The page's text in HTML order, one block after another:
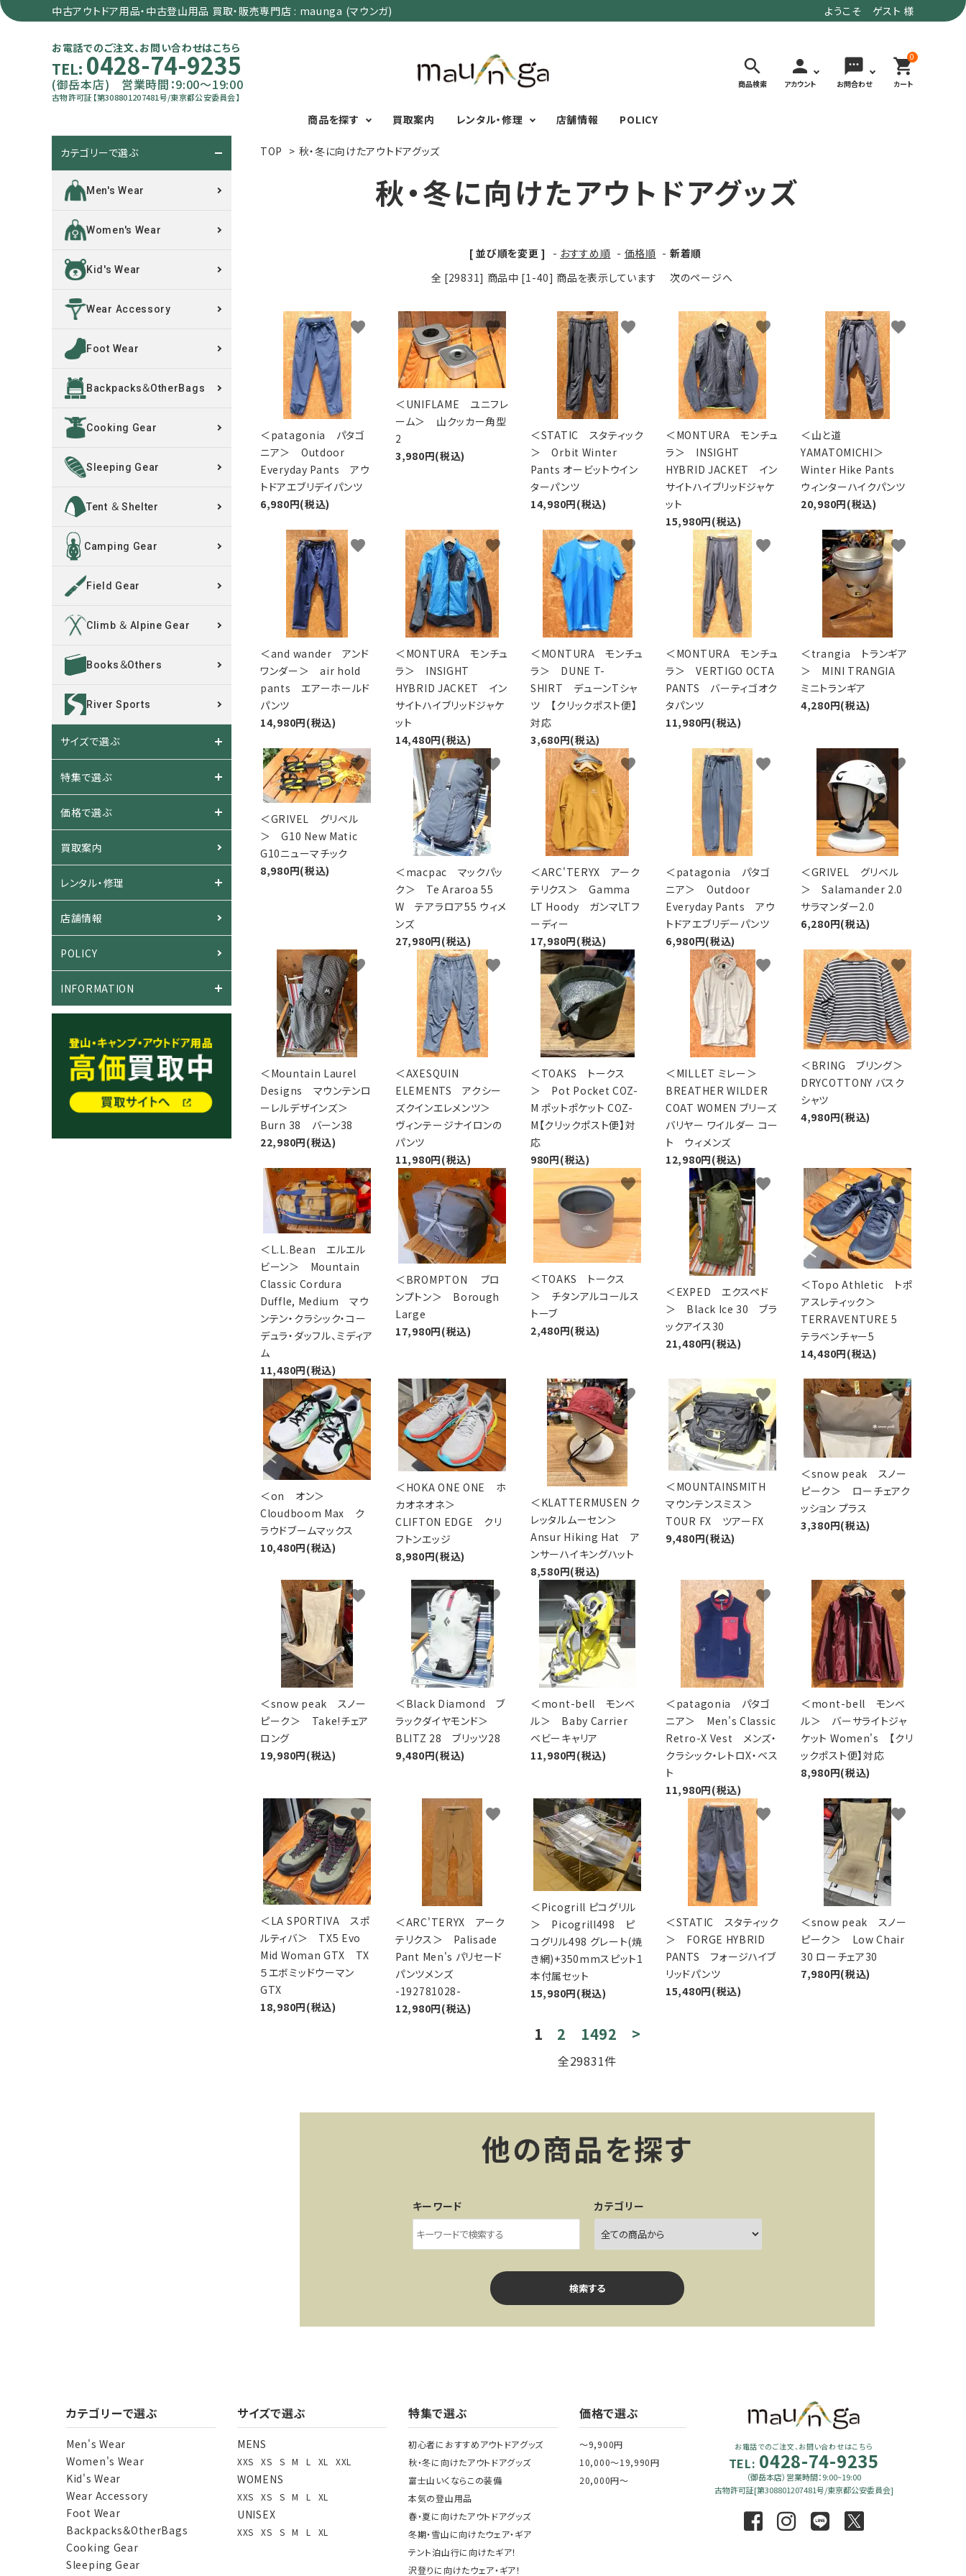
中古アウトドア用品・中古登山用品 買取・販売専門店 : maunga (マウンガ) ようこそ ゲスト 様
お電話でのご注文、お問い合わせはこちら
TEL: 0428-74-9235
(御岳本店) 営業時間：9:00～19:00
古物許可証【第308801207481号/東京都公安委員会】
search
商品検索
person
アカウント
sms
お問合わせ
0
shopping_cart
カート
商品を探す
カテゴリーで選ぶ
Backpacks＆
OtherBags
Cooking Gear
Sleeping Gear
Tent ＆ Shelter
Camping Gear
Field Gear
Climb ＆ Alpine
Books＆Others
River Sports
サイズで選ぶ
XSSMLXLXXL
WOMENS
UNISEX
XXSXSSMLXL
特集で選ぶ
アグッズ
ッズ
本気の登山用品
春・夏に向けたアウトドアグ
冬期・雪山に向けたウェア・
ギア
テント泊山行に向けたギ
沢登りに向けたウェア・ギ
ア！
トレイルラン向けウェア・ギ
ア！
キャンプに向けたギア！
ウェア・ギア
ヴィンテージなアイテム
リバースポーツ
ミリタリーライン・ミリタリー
買取案内 レンタル・修理 店舗情報 POLICY
レンタル・修理
INFORMATION
ACCOUNT MENU
ようこそ ゲスト 様
ログイン
TOP > 秋・冬に向けたアウトドアグッズ
秋・冬に向けたアウトドアグッズ
[ 並び順を変更 ] - おすすめ順 - 価格順 - 新着順
全 [29831] 商品中 [1-40] 商品を表示しています
次のページへ
＜patagonia パタゴ
ニア＞ Outdoor
Everyday Pants アウ
トドアエブリデイパンツ
6,980円(税込)
favorite
＜UNIFLAME ユニフレ
ーム＞ 山クッカー角型
2
3,980円(税込)
favorite
＜STATIC スタティック
＞ Orbit Winter
Pants オービットウイン
ターパンツ
14,980円(税込)
favorite
＜MONTURA モンチュ
ラ＞ INSIGHT
HYBRID JACKET イン
サイトハイブリッドジャケ
ット
15,980円(税込)
favorite
＜山と道
YAMATOMICHI＞
Winter Hike Pants
ウィンターハイクパンツ
20,980円(税込)
favorite
＜and wander アンド
ワンダー＞ air hold
pants エアーホールド
パンツ
14,980円(税込)
favorite
＜MONTURA モンチュ
ラ＞ INSIGHT
HYBRID JACKET イン
サイトハイブリッドジャケ
ット
14,480円(税込)
favorite
＜MONTURA モンチュ
ラ＞ DUNE T-
SHIRT デューンTシャ
ツ 【クリックポスト便】
対応
3,680円(税込)
favorite
＜MONTURA モンチュ
ラ＞ VERTIGO OCTA
PANTS バーティゴオク
タパンツ
11,980円(税込)
favorite
＜trangia トランギア
＞ MINI TRANGIA
ミニトランギア
4,280円(税込)
favorite
＜GRIVEL グリベル
＞ G10 New Matic
G10ニューマチック
8,980円(税込)
favorite
＜macpac マックパッ
ク＞ Te Araroa 55
W テアラロア55 ウィメ
ンズ
27,980円(税込)
favorite
＜ARC'TERYX アーク
テリクス＞ Gamma
LT Hoody ガンマLTフ
ーディー
17,980円(税込)
favorite
＜patagonia パタゴ
ニア＞ Outdoor
Everyday Pants アウ
トドアエブリデーパンツ
6,980円(税込)
favorite
＜GRIVEL グリベル
＞ Salamander 2.0
サラマンダー2.0
6,280円(税込)
favorite
＜Mountain Laurel
Designs マウンテンロ
ーレルデザインズ＞
Burn 38 バーン38
22,980円(税込)
favorite
＜AXESQUIN
ELEMENTS アクシー
ズクインエレメンツ＞
ヴィンテージナイロンの
パンツ
11,980円(税込)
favorite
＜TOAKS トークス
＞ Pot Pocket COZ-
M ポットポケット COZ-
M【クリックポスト便】対
応
980円(税込)
favorite
＜MILLET ミレー＞
BREATHER WILDER
COAT WOMEN ブリーズ
バリヤー ワイルダー コー
ト ウィメンズ
12,980円(税込)
favorite
＜BRING ブリング＞
DRYCOTTONY バスク
シャツ
4,980円(税込)
favorite
＜L.L.Bean エルエル
ビーン＞ Mountain
Classic Cordura
Duffle, Medium マウ
ンテン・クラシック・コー
デュラ・ダッフル、ミディア
ム
11,480円(税込)
favorite
＜BROMPTON ブロ
ンプトン＞ Borough
Large
17,980円(税込)
favorite
＜TOAKS トークス
＞ チタンアルコールス
トーブ
2,480円(税込)
favorite
＜EXPED エクスペド
＞ Black Ice 30 ブラ
ックアイス30
21,480円(税込)
favorite
＜Topo Athletic トポ
アスレティック＞
TERRAVENTURE 5
テラベンチャー5
14,480円(税込)
favorite
＜on オン＞
Cloudboom Max ク
ラウドブームマックス
10,480円(税込)
favorite
＜HOKA ONE ONE ホ
カオネオネ＞
CLIFTON EDGE クリ
フトンエッジ
8,980円(税込)
favorite
＜KLATTERMUSEN ク
レッタルムーセン＞
Ansur Hiking Hat ア
ンサーハイキングハット
8,580円(税込)
favorite
＜MOUNTAINSMITH
マウンテンスミス＞
TOUR FX ツアーFX
9,480円(税込)
favorite
＜snow peak スノー
ピーク＞ ローチェアク
ッション プラス
3,380円(税込)
favorite
＜snow peak スノー
ピーク＞ Take!チェア
ロング
19,980円(税込)
favorite
＜Black Diamond ブ
ラックダイヤモンド＞
BLITZ 28 ブリッツ28
9,480円(税込)
favorite
＜mont-bell モンベ
ル＞ Baby Carrier
ベビーキャリア
11,980円(税込)
favorite
＜patagonia パタゴ
ニア＞ Men's Classic
Retro-X Vest メンズ・
クラシック・レトロX・ベス
ト
11,980円(税込)
favorite
＜mont-bell モンベ
ル＞ バーサライトジャ
ケット Women's 【クリ
ックポスト便】対応
8,980円(税込)
favorite
＜LA SPORTIVA スポ
ルティバ＞ TX5 Evo
Mid Woman GTX TX
５エボミッドウーマン
GTX
18,980円(税込)
favorite
＜ARC'TERYX アーク
テリクス＞ Palisade
Pant Men's パリセード
パンツメンズ
-192781028-
12,980円(税込)
favorite
＜Picogrill ピコグリル
＞ Picogrill498 ピ
コグリル498 グレート(焼
き網)+350mmスピット1
本付属セット
15,980円(税込)
favorite
＜STATIC スタティック
＞ FORGE HYBRID
PANTS フォージハイブ
リッドパンツ
15,480円(税込)
favorite
＜snow peak スノー
ピーク＞ Low Chair
30 ローチェア30
7,980円(税込)
favorite
1 2 1492 >
全29831件
他の商品を探す
キーワード カテゴリー
検索する
カテゴリー
検索する
カテゴリーで選ぶ
Men's Wear
Women's Wear
Kid's Wear
Wear Accessory
Foot Wear
Backpacks＆OtherBags
Cooking Gear
Sleeping Gear
Tent ＆ Shelter
Camping Gear
Field Gear
Climb ＆ Alpine Gear
Books＆Others
River Sports
サイズで選ぶ
特集で選ぶ
価格で選ぶ
買取案内
レンタル・修理
店舗情報
POLICY
INFORMATION
カテゴリーで選ぶ
Men's Wear
Women's Wear
Kid's Wear
Wear Accessory
Foot Wear
Backpacks＆OtherBags
Cooking Gear
Sleeping Gear
サイズで選ぶ
MENS
XXS XS S M L XL XXL
WOMENS
XXS XS S M L XL
UNISEX
XXS XS S M L XL
特集で選ぶ
初心者におすすめアウトドアグッズ
秋・冬に向けたアウトドアグッズ
富士山いくならこの装備
本気の登山用品
春・夏に向けたアウトドアグッズ
冬期・雪山に向けたウェア・ギア
テント泊山行に向けたギア！
沢登りに向けたウェア・ギア！
価格で選ぶ
～9,900円
10,000～19,990円
20,000円～
お電話でのご注文、お問い合わせはこちら
TEL: 0428-74-9235
（御岳本店）営業時間：9:00~19:00
古物許可証[第308801207481号/東京都公安委員会]